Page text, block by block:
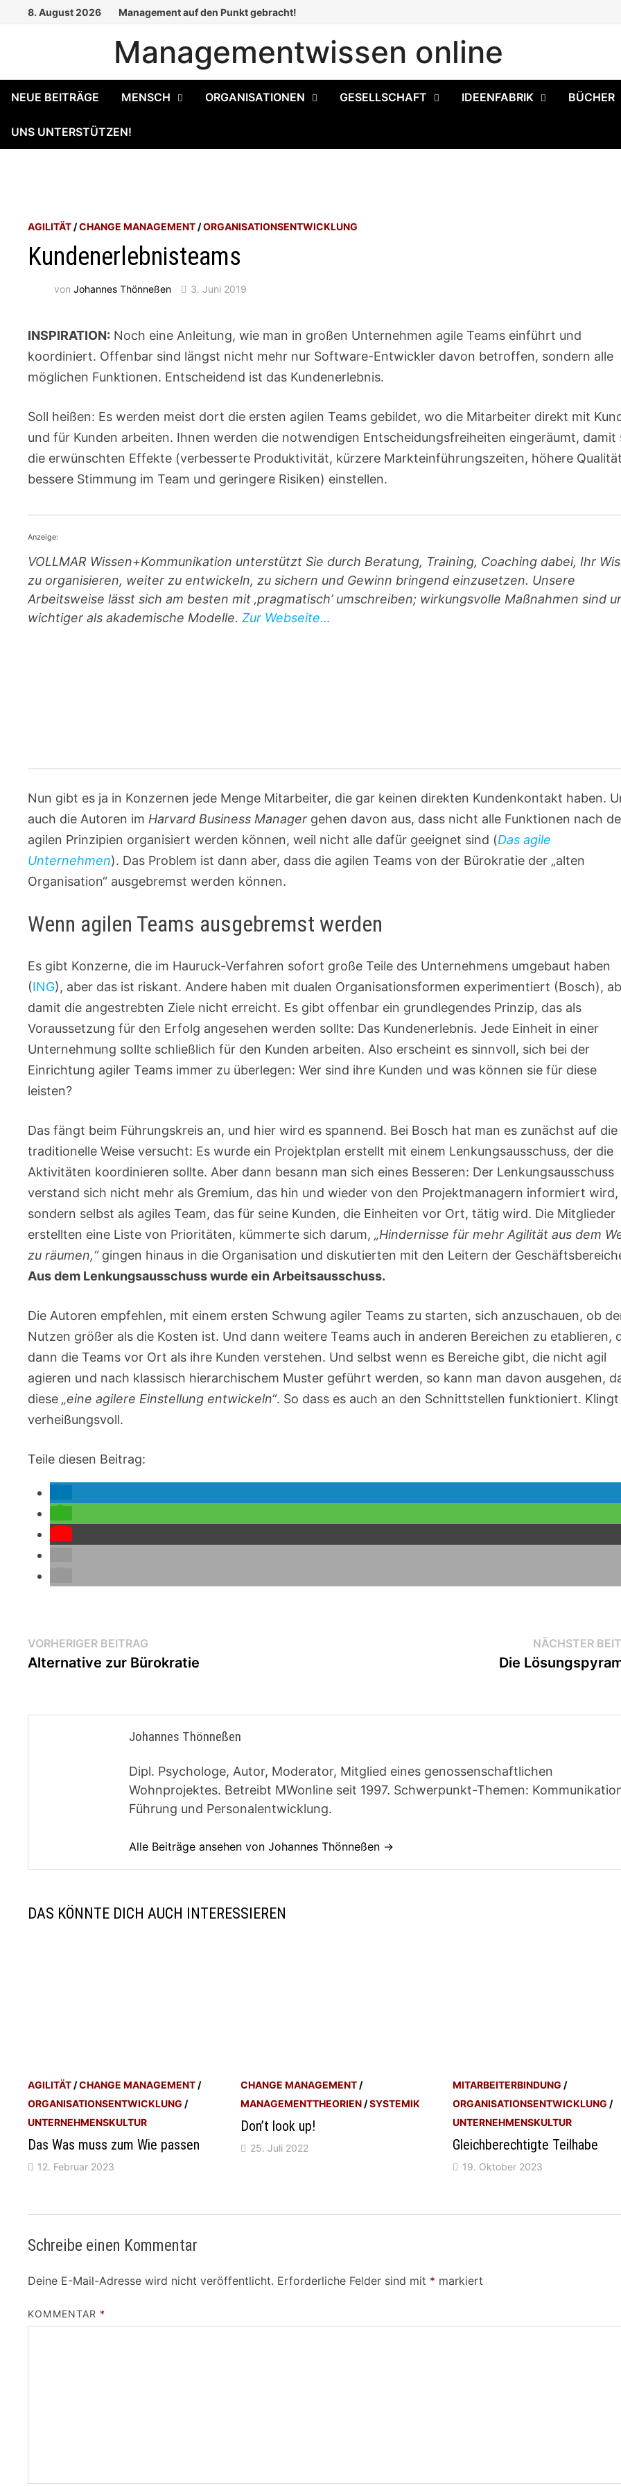
8. August 2026 Management auf den Punkt gebracht!
Managementwissen online
NEUE BEITRÄGE MENSCH ORGANISATIONEN GESELLSCHAFT IDEENFABRIK BÜCHER
UNS UNTERSTÜTZEN!
AGILITÄT /CHANGE MANAGEMENT /ORGANISATIONSENTWICKLUNG
Kundenerlebnisteams
vonJohannes Thönneßen 3. Juni 2019
INSPIRATION: Noch eine Anleitung, wie man in großen Unternehmen agile Teams einführt und
koordiniert. Offenbar sind längst nicht mehr nur Software-Entwickler davon betroffen, sondern alle
möglichen Funktionen. Entscheidend ist das Kundenerlebnis.
Soll heißen: Es werden meist dort die ersten agilen Teams gebildet, wo die Mitarbeiter direkt mit
und für Kunden arbeiten. Ihnen werden die notwendigen Entscheidungsfreiheiten eingeräumt, damit
die erwünschten Effekte (verbesserte Produktivität, kürzere Markteinführungszeiten, höhere
bessere Stimmung im Team und geringere Risiken) einstellen.
Anzeige:
VOLLMAR Wissen+Kommunikation unterstützt Sie durch Beratung, Training, Coaching dabei, Ihr
zu organisieren, weiter zu entwickeln, zu sichern und Gewinn bringend einzusetzen. Unsere
Arbeitsweise lässt sich am besten mit ‚pragmatisch’ umschreiben; wirkungsvolle Maßnahmen sind
wichtiger als akademische Modelle.Zur Webseite...
Nun gibt es ja in Konzernen jede Menge Mitarbeiter, die gar keinen direkten Kundenkontakt haben.
auch die Autoren im Harvard Business Manager gehen davon aus, dass nicht alle Funktionen nach
agilen Prinzipien organisiert werden können, weil nicht alle dafür geeignet sind (Das agile
Unternehmen). Das Problem ist dann aber, dass die agilen Teams von der Bürokratie der „alten
Organisation“ ausgebremst werden können.
Wenn agilen Teams ausgebremst werden
Es gibt Konzerne, die im Hauruck-Verfahren sofort große Teile des Unternehmens umgebaut haben
(ING), aber das ist riskant. Andere haben mit dualen Organisationsformen experimentiert (Bosch),
damit die angestrebten Ziele nicht erreicht. Es gibt offenbar ein grundlegendes Prinzip, das als
Voraussetzung für den Erfolg angesehen werden sollte: Das Kundenerlebnis. Jede Einheit in einer
Unternehmung sollte schließlich für den Kunden arbeiten. Also erscheint es sinnvoll, sich bei der
Einrichtung agiler Teams immer zu überlegen: Wer sind ihre Kunden und was können sie für diese
leisten?
Das fängt beim Führungskreis an, und hier wird es spannend. Bei Bosch hat man es zunächst auf die
traditionelle Weise versucht: Es wurde ein Projektplan erstellt mit einem Lenkungsausschuss, der die
Aktivitäten koordinieren sollte. Aber dann besann man sich eines Besseren: Der Lenkungsausschuss
verstand sich nicht mehr als Gremium, das hin und wieder von den Projektmanagern informiert wird,
sondern selbst als agiles Team, das für seine Kunden, die Einheiten vor Ort, tätig wird. Die Mitglieder
erstellten eine Liste von Prioritäten, kümmerte sich darum,„Hindernisse für mehr Agilität aus dem
zu räumen,“gingen hinaus in die Organisation und diskutierten mit den Leitern der
Aus dem Lenkungsausschuss wurde ein Arbeitsausschuss.
Die Autoren empfehlen, mit einem ersten Schwung agiler Teams zu starten, sich anzuschauen, ob
Nutzen größer als die Kosten ist. Und dann weitere Teams auch in anderen Bereichen zu etablieren,
dann die Teams vor Ort als ihre Kunden verstehen. Und selbst wenn es Bereiche gibt, die nicht agil
agieren und nach klassisch hierarchischem Muster geführt werden, so kann man davon ausgehen,
diese„eine agilere Einstellung entwickeln“. So dass es auch an den Schnittstellen funktioniert. Klingt
verheißungsvoll.
Teile diesen Beitrag:
Beitragsnavigation
VORHERIGER BEITRAG
Beitrag:
Alternative zur Bürokratie
NÄCHSTER
Die
Johannes Thönneßen
Dipl. Psychologe, Autor, Moderator, Mitglied eines genossenschaftlichen
Wohnprojektes. Betreibt MWonline seit 1997. Schwerpunkt-Themen:
Führung und Personalentwicklung.
Alle Beiträge ansehen von Johannes Thönneßen →
DAS KÖNNTE DICH AUCH INTERESSIEREN
AGILITÄT/CHANGE MANAGEMENT/
ORGANISATIONSENTWICKLUNG /
UNTERNEHMENSKULTUR
Das Was muss zum Wie passen
12. Februar 2023
CHANGE MANAGEMENT/
MANAGEMENTTHEORIEN/SYSTEMIK
Don’t look up!
25. Juli 2022
MITARBEITERBINDUNG /
ORGANISATIONSENTWICKLUNG /
UNTERNEHMENSKULTUR
Gleichberechtigte Teilhabe
19. Oktober 2023
Schreibe einen Kommentar
Deine E-Mail-Adresse wird nicht veröffentlicht. Erforderliche Felder sind mit * markiert
KOMMENTAR *